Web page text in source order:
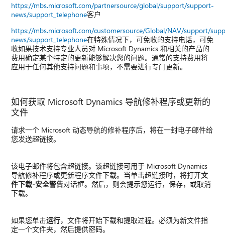
https://mbs.microsoft.com/partnersource/global/support/support-
news/support_telephone客户
https://mbs.microsoft.com/customersource/Global/NAV/support/
news/support_telephone在特殊情况下，可免收的支持电话，可免
收如果技术支持专业人员对 Microsoft Dynamics 和相关的产品的
费用确定某个特定的更新能够解决您的问题。通常的支持费用将
应用于任何其他支持问题和事项，不需要进行专门更新。
如何获取 Microsoft Dynamics 导航修补程序或更新的
文件
请求一个 Microsoft 动态导航的修补程序后，将在一封电子邮件给
您发送超链接。
该电子邮件将包含超链接。该超链接可用于 Microsoft Dynamics
导航修补程序或更新程序文件下载。当单击超链接时，将打开文
件下载-安全警告对话框。然后，则会提示您运行，保存，或取消
下载。
如果您单击运行，文件将开始下载和提取过程。必须为新文件指
定一个文件夹，然后提供密码。